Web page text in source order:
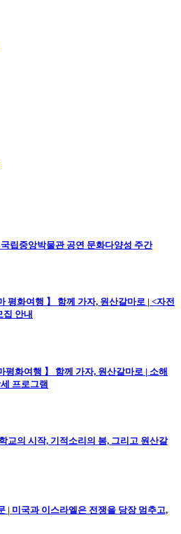
립중앙박물관 공연 문화다양성 주간
평화여행 】 함께 가자, 원산갈마로 | <자전
집 안내
평화여행 】 함께 가자, 원산갈마로 | 소해
프로그램
교의 시작, 기적소리의 봄, 그리고 원산갈
| 미국과 이스라엘은 전쟁을 당장 멈추고,